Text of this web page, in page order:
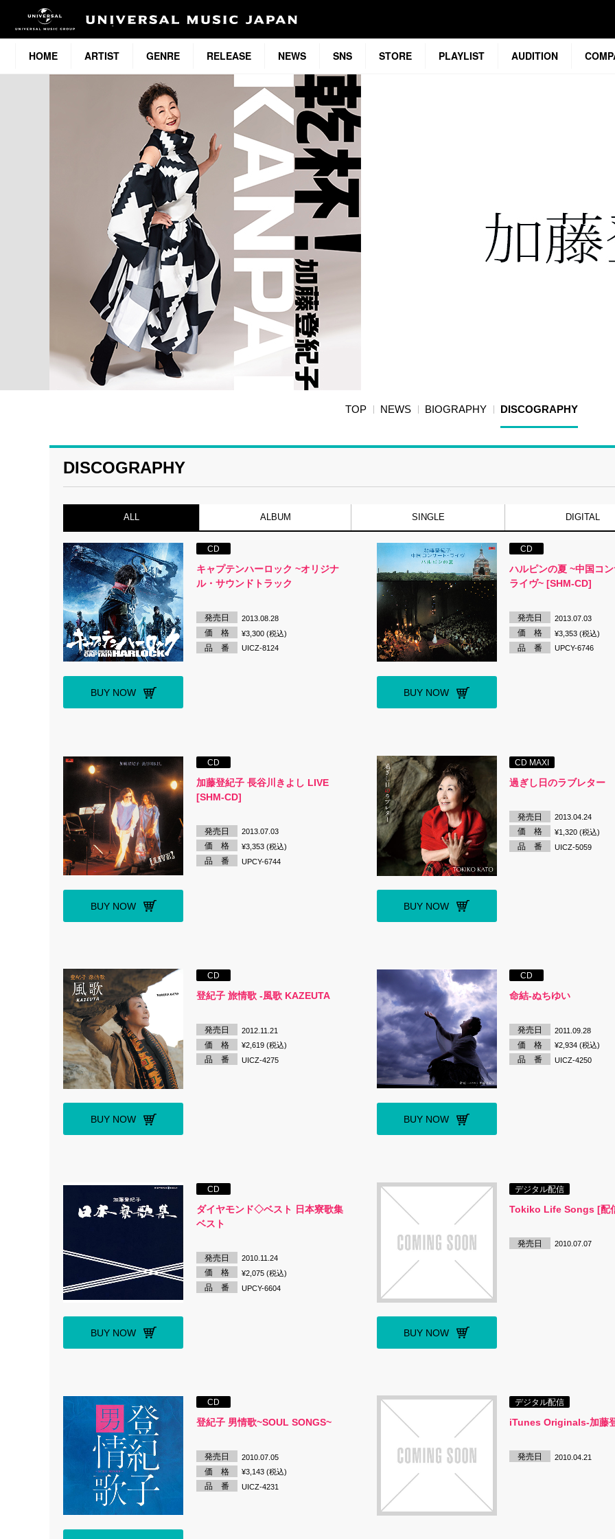
HOME ARTIST GENRE RELEASE NEWS SNS STORE PLAYLIST AUDITION
TOP NEWS BIOGRAPHY DISCOGRAPHY
DISCOGRAPHY
ALL ALBUM SINGLE DIGITAL
BUY NOW
CD
キャプテンハーロック ~オリジナ
ル・サウンドトラック
発売日 2013.08.28
価 格 ¥3,300 (税込)
品 番 UICZ-8124
BUY NOW
CD
ハルピンの夏 ~中国コ
ライヴ~ [SHM-CD]
発売日 2013.07.03
価 格 ¥3,353 (税込)
品 番 UPCY-6746
BUY NOW
CD
加藤登紀子 長谷川きよし LIVE
[SHM-CD]
発売日 2013.07.03
価 格 ¥3,353 (税込)
品 番 UPCY-6744
BUY NOW
CD MAXI
過ぎし日のラブレター
発売日 2013.04.24
価 格 ¥1,320 (税込)
品 番 UICZ-5059
BUY NOW
CD
登紀子 旅情歌 -風歌 KAZEUTA
発売日 2012.11.21
価 格 ¥2,619 (税込)
品 番 UICZ-4275
BUY NOW
CD
命結-ぬちゆい
発売日 2011.09.28
価 格 ¥2,934 (税込)
品 番 UICZ-4250
BUY NOW
CD
ダイヤモンド◇ベスト 日本寮歌集
ベスト
発売日 2010.11.24
価 格 ¥2,075 (税込)
品 番 UPCY-6604
BUY NOW
デジタル配信
Tokiko Life Songs [配
発売日 2010.07.07
CD
登紀子 男情歌~SOUL SONGS~
発売日 2010.07.05
価 格 ¥3,143 (税込)
品 番 UICZ-4231
デジタル配信
iTunes Originals‐加藤
発売日 2010.04.21